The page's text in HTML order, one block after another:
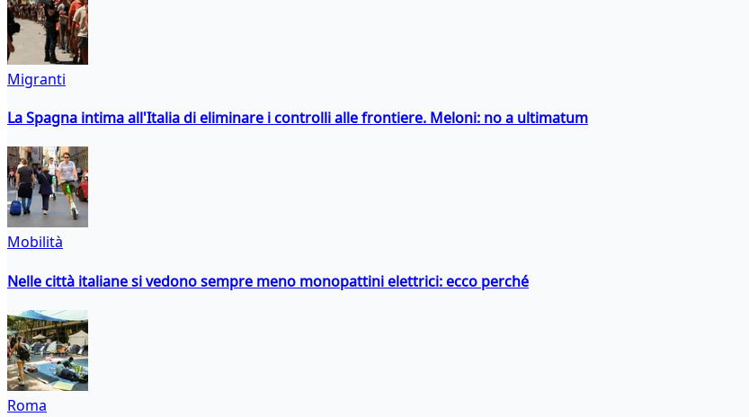
Migranti
La Spagna intima all'Italia di eliminare i controlli alle frontiere. Meloni: no a ultimatum
Mobilità
Nelle città italiane si vedono sempre meno monopattini elettrici: ecco perché
Roma